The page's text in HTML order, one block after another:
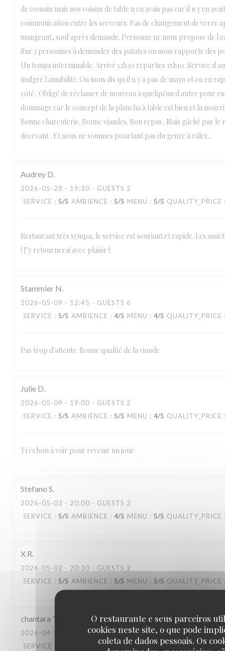
O restaurante e seus parceiros
cookies neste site, o que pode
coleta de dados pessoais. Os
de coussin mais nos voisins de table n en avais pas car il n y en
communication entre les serveurs. Pas de changement de verre
mangeant, sauf après demande. Personne ne nous propose de l
Sur 3 personnes à demander des patates on nous rapporte des
Un temps interminable. Arrivé 12h30 reparties 15h10. Service d
malgré l amabilité. On nous dis qu il n y a pas de mayo et on en
côté . Obligé de réclamer de nouveau à quelqu'un d autre pour
dommage car le concept de la plancha à table est bien et la
Bonne charcuterie. Bonne viandes. Bon repas . Mais gâché par le
decevant . Et nous ne sommes pourtant pas du genre à râler...
Audrey D
2026-05-28 - 19:30 - GUESTS 2
SERVICE : 5/5 AMBIENCE : 5/5 MENU : 5/5 QUALITY_PRICE
Restaurant très sympa, le service est souriant et rapide. Les
! J’y retournerai avec plaisir !
Stammler N
2026-05-09 - 12:45 - GUESTS 6
SERVICE : 5/5 AMBIENCE : 4/5 MENU : 4/5 QUALITY_PRICE
Pas trop d'attente. Bonne qualité de la viande
Julie D
2026-05-09 - 19:00 - GUESTS 2
SERVICE : 5/5 AMBIENCE : 5/5 MENU : 4/5 QUALITY_PRICE
Très bon à voir pour revenir un jour
Stefano S
2026-05-03 - 20:00 - GUESTS 2
SERVICE : 5/5 AMBIENCE : 4/5 MENU : 5/5 QUALITY_PRICE
X R
2026-05-02 - 20:30 - GUESTS 2
SERVICE : 5/5 AMBIENCE : 5/5 MENU : 5/5 QUALITY_PRICE
chantara T
2026-04-22
- 20:30 - GUESTS 6
SERVICE
AMBIENCE: 4/5 MENU: 4 /5 QUALITY_PRICE